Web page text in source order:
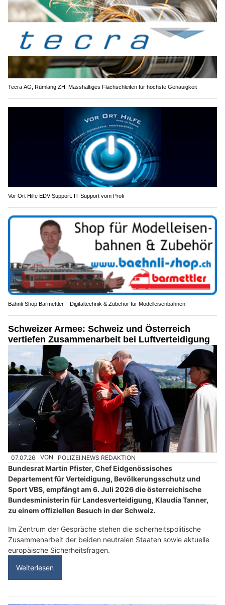
Tecra AG, Rümlang ZH: Masshaltiges Flachschleifen für höchste Genauigkeit
Vor Ort Hilfe EDV-Support: IT-Support vom Profi
Bähnli-Shop Barmettler – Digitaltechnik & Zubehör für Modelleisenbahnen
Schweizer Armee: Schweiz und Österreich
vertiefen Zusammenarbeit bei Luftverteidigung
07.07.26 VON POLIZEI.NEWS REDAKTION
Bundesrat Martin Pfister, Chef Eidgenössisches
Departement für Verteidigung, Bevölkerungsschutz und
Sport VBS, empfängt am 6. Juli 2026 die österreichische
Bundesministerin für Landesverteidigung, Klaudia Tanner,
zu einem offiziellen Besuch in der Schweiz.
Im Zentrum der Gespräche stehen die sicherheitspolitische
Zusammenarbeit der beiden neutralen Staaten sowie aktuelle
europäische Sicherheitsfragen.
Weiterlesen